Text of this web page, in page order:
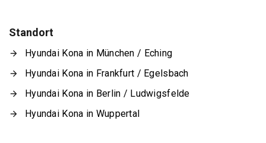
Standort
Hyundai Kona in München / Eching
Hyundai Kona in Frankfurt / Egelsbach
Hyundai Kona in Berlin / Ludwigsfelde
Hyundai Kona in Wuppertal